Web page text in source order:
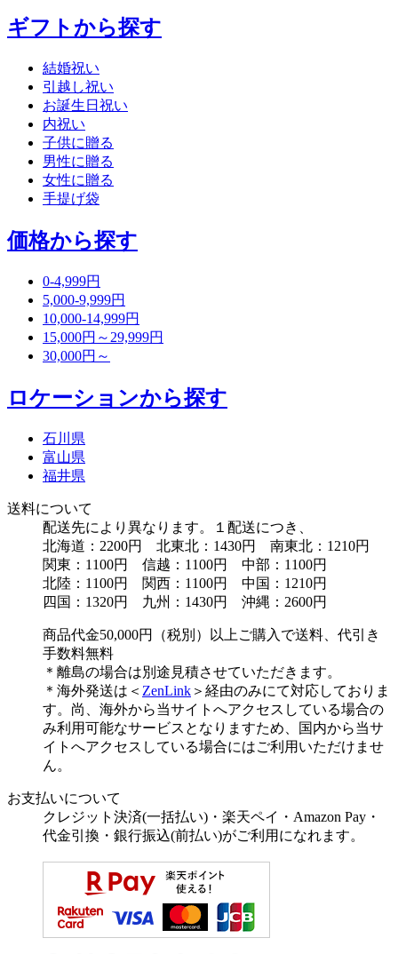
ギフトから探す
結婚祝い
引越し祝い
お誕生日祝い
内祝い
子供に贈る
男性に贈る
女性に贈る
手提げ袋
価格から探す
0-4,999円
5,000-9,999円
10,000-14,999円
15,000円～29,999円
30,000円～
ロケーションから探す
石川県
富山県
福井県
送料について
配送先により異なります。１配送につき、
北海道：2200円 北東北：1430円 南東北：1210円
関東：1100円 信越：1100円 中部：1100円
北陸：1100円 関西：1100円 中国：1210円
四国：1320円 九州：1430円 沖縄：2600円
商品代金50,000円（税別）以上ご購入で送料、代引き
手数料無料
＊離島の場合は別途見積させていただきます。
＊海外発送は＜ ZenLink ＞経由のみにて対応しておりま
す。尚、海外から当サイトへアクセスしている場合の
み利用可能なサービスとなりますため、国内から当サ
イトへアクセスしている場合にはご利用いただけませ
ん。
お支払いについて
クレジット決済(一括払い)・楽天ペイ・Amazon Pay・
代金引換・銀行振込(前払い)がご利用になれます。